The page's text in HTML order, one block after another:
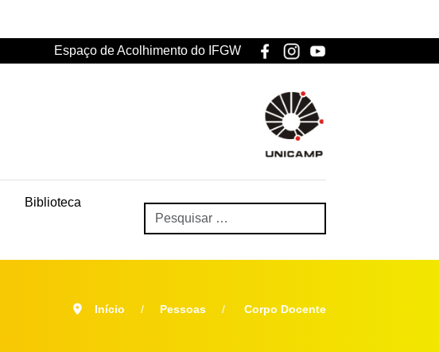
Espaço de Acolhimento do IFGW
Biblioteca
Início Pessoas Corpo Docente